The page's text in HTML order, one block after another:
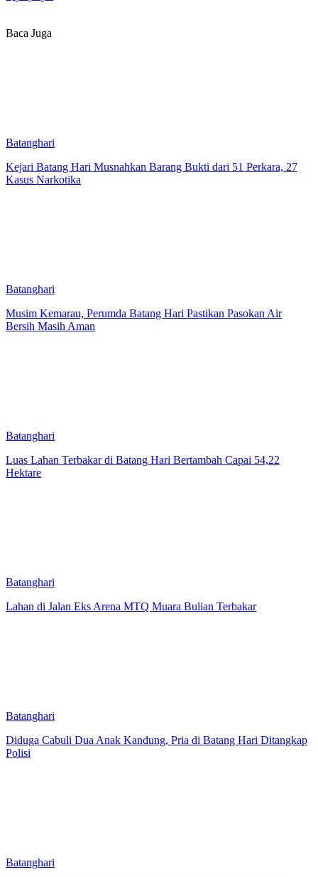
Baca Juga
Batanghari
Kejari Batang Hari Musnahkan Barang Bukti dari 51 Perkara, 27
Kasus Narkotika
Batanghari
Musim Kemarau, Perumda Batang Hari Pastikan Pasokan Air
Bersih Masih Aman
Batanghari
Luas Lahan Terbakar di Batang Hari Bertambah Capai 54,22
Hektare
Batanghari
Lahan di Jalan Eks Arena MTQ Muara Bulian Terbakar
Batanghari
Diduga Cabuli Dua Anak Kandung, Pria di Batang Hari Ditangkap
Polisi
Batanghari